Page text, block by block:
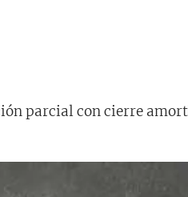
parcial con cierre